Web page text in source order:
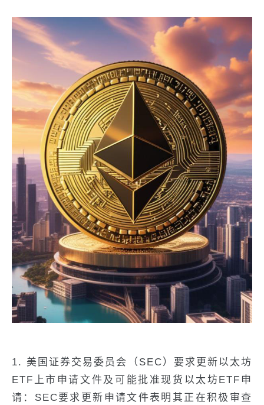
1. 美国证券交易委员会（SEC）要求更新以太坊
ETF上市申请文件及可能批准现货以太坊ETF申
请：SEC要求更新申请文件表明其正在积极审查